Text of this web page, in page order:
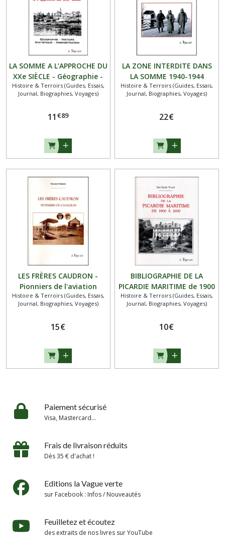
LA SOMME A L’APPROCHE DU
XXe SIÈCLE - Géographie -
Histoire - Statistique -
Administration
Histoire & Terroirs (Guides, Essais,
Journal, Biographies, Voyages)
11 €89
LA ZONE INTERDITE DANS
LA SOMME 1940-1944
Histoire & Terroirs (Guides, Essais,
Journal, Biographies, Voyages)
22€
LES FRÈRES CAUDRON -
Pionniers de l'aviation
Histoire & Terroirs (Guides, Essais,
Journal, Biographies, Voyages)
15€
BIBLIOGRAPHIE DE LA
PICARDIE MARITIME de 1900
à 2000
Histoire & Terroirs (Guides, Essais,
Journal, Biographies, Voyages)
10€
Paiement sécurisé
Visa, Mastercard...
Frais de livraison réduits
Dès 35 € d'achat !
Editions la Vague verte
sur Facebook : Infos / Nouveautés
Feuilletez et écoutez
des extraits de nos livres sur YouTube